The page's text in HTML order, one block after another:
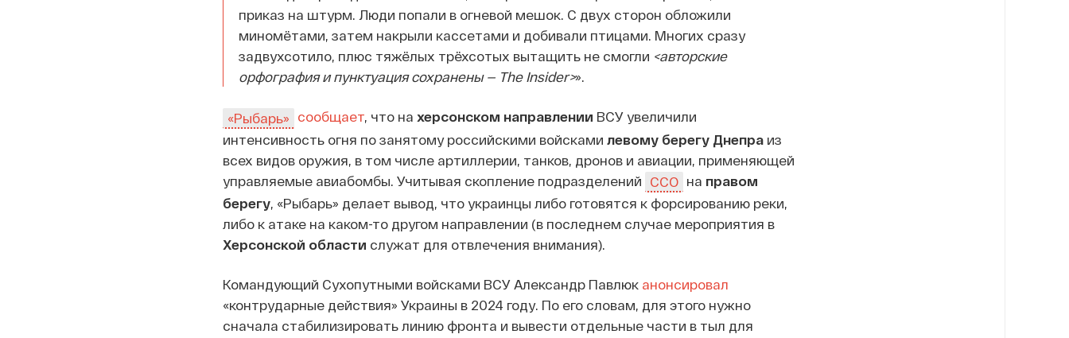
приказ на штурм. Люди попали в огневой мешок. С двух сторон обложили
миномётами, затем накрыли кассетами и добивали птицами. Многих сразу
задвухсотило, плюс тяжёлых трёхсотых вытащить не смогли <авторские
орфография и пунктуация сохранены — The Insider>».
«Рыбарь» сообщает, что на херсонском направлении ВСУ увеличили
интенсивность огня по занятому российскими войсками левому берегу Днепраиз
всех видов оружия, в том числе артиллерии, танков, дронов и авиации, применяющей
управляемые авиабомбы. Учитывая скопление подразделений ССО на правом
берегу, «Рыбарь» делает вывод, что украинцы либо готовятся к форсированию реки,
либо к атаке на каком-то другом направлении (в последнем случае мероприятия в
Херсонской области служат для отвлечения внимания).
Командующий Сухопутными войсками ВСУ Александр Павлюк анонсировал
«контрударные действия» Украины в 2024 году. По его словам, для этого нужно
сначала стабилизировать линию фронта и вывести отдельные части в тыл для